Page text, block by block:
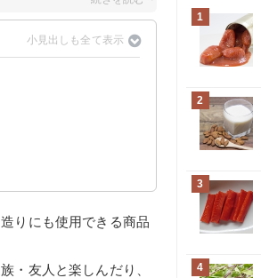
りにも使用できる商品
・友人と楽しんだり、
1
2
3
4